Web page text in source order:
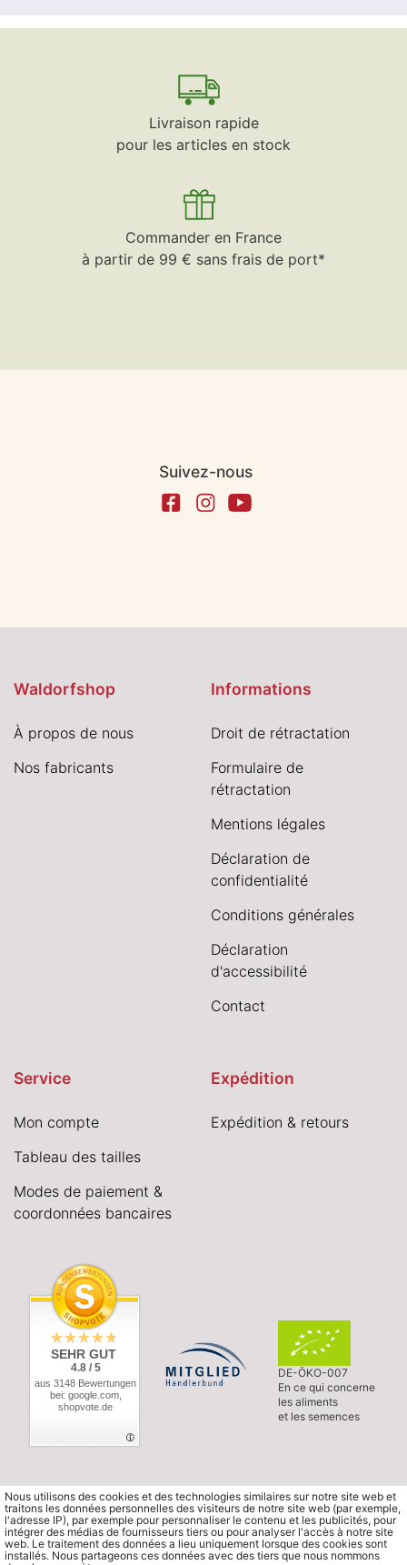
Livraison rapide
pour les articles en stock
Commander en France
à partir de 99 € sans frais de port*
Suivez-nous
Waldorfshop
À propos de nous
Nos fabricants
Informations
Droit de rétractation
Formulaire de
rétractation
Mentions légales
Déclaration de
confidentialité
Conditions générales
Déclaration
d'accessibilité
Contact
Service
Mon compte
Tableau des tailles
Modes de paiement &
coordonnées bancaires
Expédition
Expédition & retours
SEHR GUT
4.8 / 5
aus 3148 Bewertungen
bei: google.com,
shopvote.de
DE-ÖKO-007
En ce qui concerne
les aliments
et les semences
Nous utilisons des cookies et des technologies similaires sur notre site web et
traitons les données personnelles des visiteurs de notre site web (par exemple,
l'adresse IP), par exemple pour personnaliser le contenu et les publicités, pour
intégrer des médias de fournisseurs tiers ou pour analyser l'accès à notre site
web. Le traitement des données a lieu uniquement lorsque des cookies sont
installés. Nous partageons ces données avec des tiers que nous nommons